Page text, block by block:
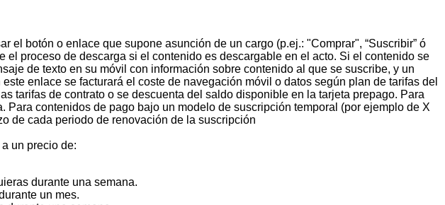
botón o enlace que supone asunción de un cargo (p.ej.: "Comprar", “Suscribir” ó
proceso de descarga si el contenido es descargable en el acto. Si el contenido se
de texto en su móvil con información sobre contenido al que se suscribe, y un
enlace se facturará el coste de navegación móvil o datos según plan de tarifas del
tarifas de contrato o se descuenta del saldo disponible en la tarjeta prepago. Para
contenidos de pago bajo un modelo de suscripción temporal (por ejemplo de X
de cada periodo de renovación de la suscripción
un precio de:
durante una semana.
un mes.